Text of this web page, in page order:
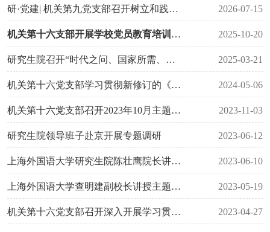
研·党建| 机关第九党支部召开树立和践行正确政绩观学习教育警示教育会 2026-07-15
机关第十六支部开展学校党员教育培训第二次集中大课研讨交流 2025-10-20
研究生院召开“时代之问、国家所需、上外答卷” 主题讨论会 2025-03-21
机关第十六党支部学习贯彻新修订的《中国共产党纪律处分条例》 2024-05-06
机关第十六党支部召开2023年10月主题党日组织生活会 2023-11-03
研究生院领导班子赴京开展专题调研 2023-06-12
上海外国语大学研究生院陈壮鹰院长讲授主题教育专题党课 2023-06-10
上海外国语大学查明建副校长讲授主题教育专题党课 2023-05-19
机关第十六党支部召开深入开展学习贯彻习近平新时代中国特色社会主义思想主题教育活动第一次会议 2023-04-27